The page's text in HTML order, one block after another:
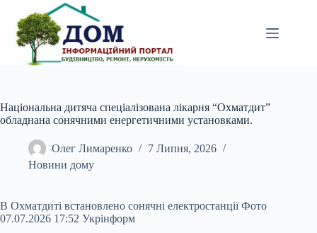
вмісту
Національна дитяча спеціалізована лікарня “Охматдит”
обладнана сонячними енергетичними установками.
Олег Лимаренко
7 Липня, 2026
Новини дому
В Охматдиті встановлено сонячні електростанції Фото
07.07.2026 17:52 Укрінформ